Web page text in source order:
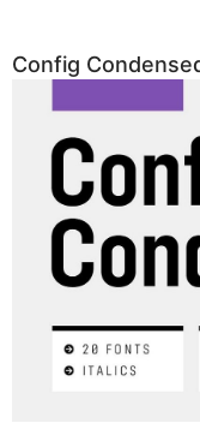
Config